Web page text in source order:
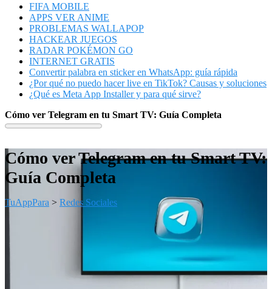
FIFA MOBILE
APPS VER ANIME
PROBLEMAS WALLAPOP
HACKEAR JUEGOS
RADAR POKÉMON GO
INTERNET GRATIS
Convertir palabra en sticker en WhatsApp: guía rápida
¿Por qué no puedo hacer live en TikTok? Causas y soluciones
¿Qué es Meta App Installer y para qué sirve?
Cómo ver Telegram en tu Smart TV: Guía Completa
Cómo ver Telegram en tu Smart TV:
Guía Completa
TuAppPara > Redes Sociales